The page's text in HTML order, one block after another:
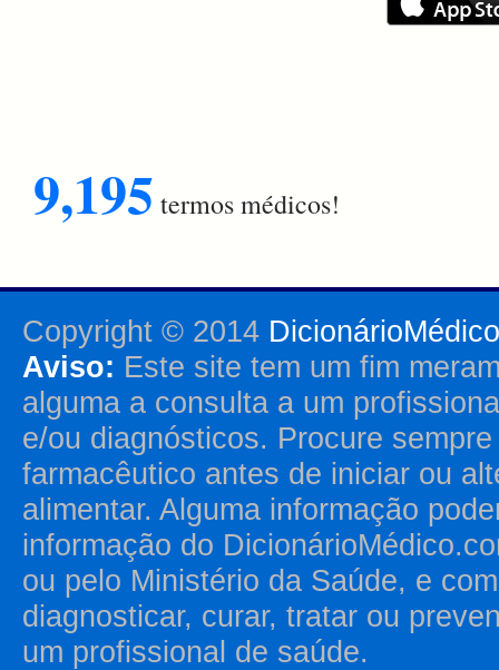
9,195 termos médicos!
Copyright © 2014
Aviso: Este site tem um fim
alguma a consulta a um
e/ou diagnósticos. Procure
farmacêutico antes de iniciar ou
alimentar. Alguma informação
informação do
ou pelo Ministério da Saúde, e
diagnosticar, curar, tratar ou
um profissional de saúde.